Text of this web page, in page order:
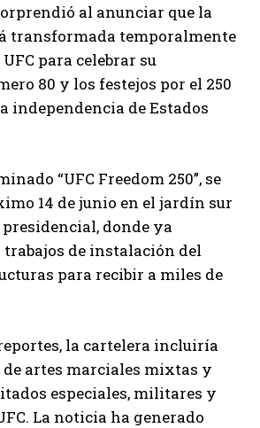
al anunciar que la
transformada temporalmente
para celebrar su
80 y los festejos por el 250
independencia de Estados
“UFC Freedom 250”, se
14 de junio en el jardín sur
donde ya
de instalación del
para recibir a miles de
la cartelera incluiría
de artes marciales mixtas y
especiales, militares y
La noticia ha generado